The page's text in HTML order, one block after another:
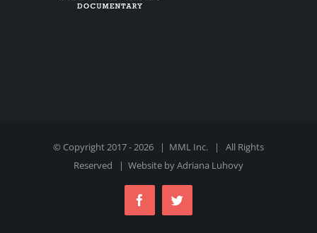
© Copyright 2017 -2026 | MML Inc. | All Rights
Reserved | Website by Adriana Luhovy
FacebookTwitter